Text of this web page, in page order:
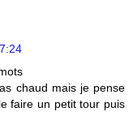
chaud mais je pense
faire un petit tour puis